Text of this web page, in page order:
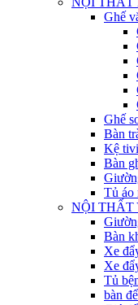
Ghế
Ghế
Bàn
Kệ
Bàn
Tủ áo
NỘI THẤT
Bàn
Xe
Xe
Tủ
bàn